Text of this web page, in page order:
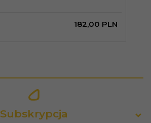
182,00 PLN
Subskrypcja